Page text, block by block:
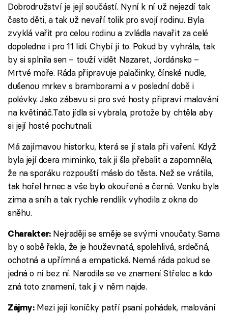
Dobrodružství je její součástí. Nyní k ní už nejezdí tak
často děti, a tak už nevaří tolik pro svojí rodinu. Byla
zvyklá vařit pro celou rodinu a zvládla navařit za celé
dopoledne i pro 11 lidí. Chybí jí to. Pokud by vyhrála, tak
by si splnila sen – touží vidět Nazaret, Jordánsko –
Mrtvé moře. Ráda připravuje palačinky, čínské nudle,
dušenou mrkev s bramborami a v poslední době i
polévky. Jako zábavu si pro své hosty připraví malování
na květináč.Tato jídla si vybrala, protože by chtěla aby
si její hosté pochutnali.
Má zajímavou historku, která se jí stala při vaření. Když
byla její dcera miminko, tak ji šla přebalit a zapomněla,
že na sporáku rozpouští máslo do těsta. Než se vrátila,
tak hořel hrnec a vše bylo okouřené a černé. Venku byla
zima a sníh a tak rychle rendlík vyhodila z okna do
sněhu.
Charakter:Nejraději se směje se svými vnoučaty. Sama
by o sobě řekla, že je houževnatá, spolehlivá, srdečná,
ochotná a upřímná a empatická. Nemá ráda pokud se
jedná o ní bez ní. Narodila se ve znamení Střelec a kdo
zná toto znamení, tak ji v něm najde.
Zájmy:Mezi její koníčky patří psaní pohádek, malování